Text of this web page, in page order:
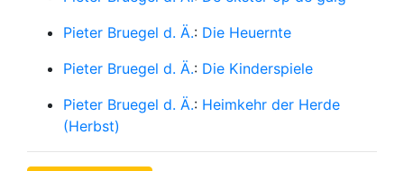
Pieter Bruegel d. Ä.: Die Heuernte
Pieter Bruegel d. Ä.: Die Kinderspiele
Pieter Bruegel d. Ä.: Heimkehr der Herde
(Herbst)